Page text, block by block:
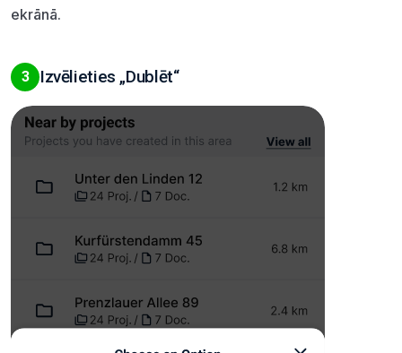
ekrānā.
3 Izvēlieties „Dublēt“